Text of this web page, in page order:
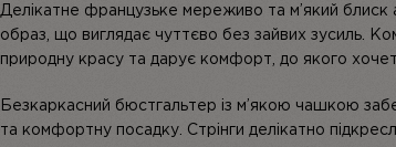
Делікатне французьке мереживо та м’який
образ, що виглядає чуттєво без зайвих зусиль.
природну красу та дарує комфорт, до якого
Безкаркасний бюстгальтер із м’якою чашкою
та комфортну посадку. Стрінги делікатно